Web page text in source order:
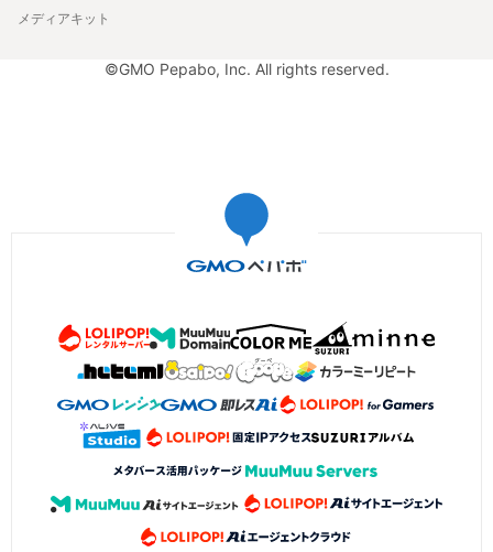
メディアキット
©GMO Pepabo, Inc. All rights reserved.